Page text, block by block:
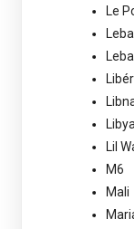
Le
Lil
M6
Mali